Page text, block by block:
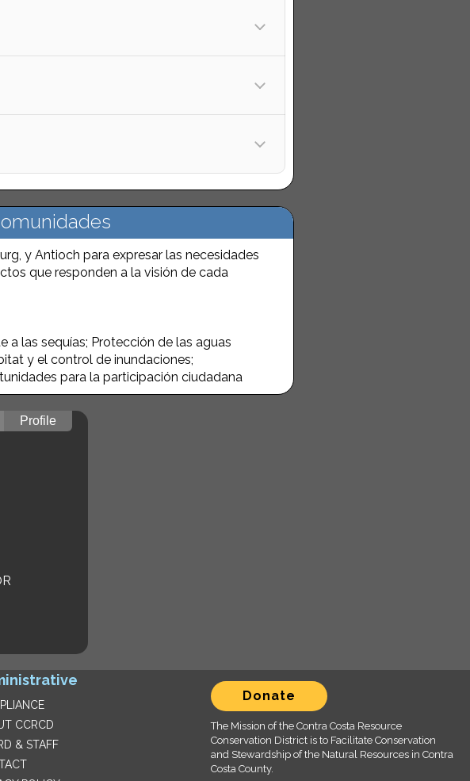
y Antioch para expresar las necesidades
que responden a la visión de cada
a las sequías; Protección de las aguas
y el control de inundaciones;
para la participación ciudadana
Profile
CCRCD
& STAFF
Donate
The Mission of the Contra Costa Resource
Conservation District is to Facilitate Conservation
and Stewardship of the Natural Resources in Contra
Costa County.